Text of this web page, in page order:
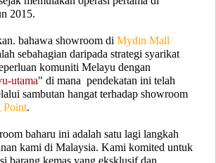
2015.
bahawa showroom di Mydin Mall
sebahagian daripada strategi syarikat
komuniti Melayu dengan
utama" di mana pendekatan ini telah
sambutan hangat terhadap showroom
Point.
baharu ini adalah satu lagi langkah
kami di Malaysia. Kami komited untuk
barang kemas yang eksklusif dan